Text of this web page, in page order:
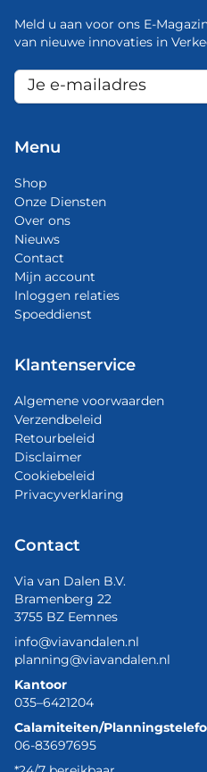
Meld u aan voor ons E-
van nieuwe innovaties in
Menu
Shop
Onze Diensten
Over ons
Nieuws
Contact
Mijn account
Inloggen relaties
Spoeddienst
Klantenservice
Algemene voorwaarden
Verzendbeleid
Retourbeleid
Disclaimer
Cookiebeleid
Privacyverklaring
Contact
Via van Dalen B.V.
Bramenberg 22
3755 BZ Eemnes
info@viavandalen.nl
planning@viavandalen.nl
Kantoor
035–6421204
Calamiteiten/
06-83697695